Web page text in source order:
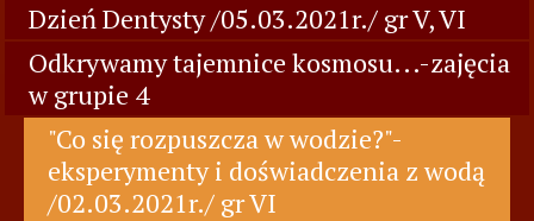
Dzień Dentysty /05.03.2021r./ gr V, VI
Odkrywamy tajemnice kosmosu...-zajęcia
w grupie 4
"Co się rozpuszcza w wodzie?"-
eksperymenty i doświadczenia z wodą
/02.03.2021r./ gr VI